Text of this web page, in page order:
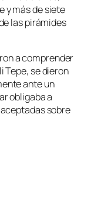
y más de siete
las pirámides
a comprender
Tepe, se dieron
ante un
obligaba a
sobre